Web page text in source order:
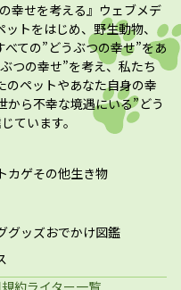
幸せを考える』ウェブメデ
トをはじめ、野生動物、
べての”どうぶつの幸せ”をあ
つの幸せ”を考え、私たち
のペットやあなた自身の幸
から不幸な境遇にいる”どう
ています。
カゲその他生き物
グッズおでかけ図鑑